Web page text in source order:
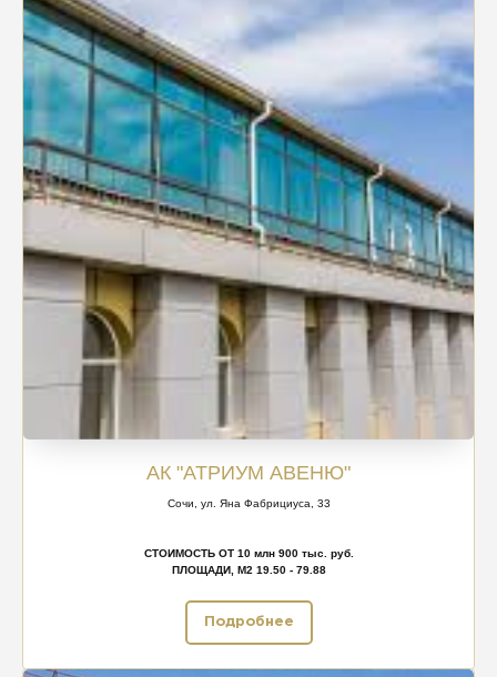
АК "АТРИУМ АВЕНЮ"
Сочи, ул. Яна Фабрициуса, 33
СТОИМОСТЬ ОТ 10 млн 900 тыс. руб.
ПЛОЩАДИ, М2 19.50 - 79.88
Подробнее